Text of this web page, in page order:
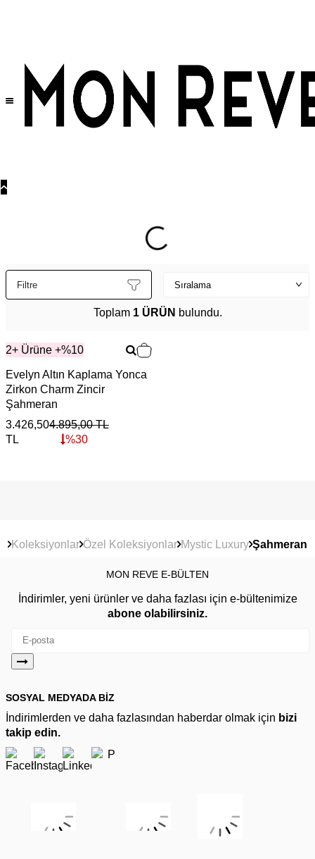
Filtre
Toplam 1 ÜRÜN bulundu.
2+ Ürüne +%10
Evelyn Altın Kaplama Yonca
Zirkon Charm Zincir
Şahmeran
3.426,50
TL
4.895,00TL
%30
Koleksiyonlar Özel Koleksiyonlar Mystic Luxury Şahmeran
MON REVE E-BÜLTEN
İndirimler, yeni ürünler ve daha fazlası için e-bültenimize
abone olabilirsiniz.
SOSYAL MEDYADA BİZ
İndirimlerden ve daha fazlasından haberdar olmak için bizi
takip edin.